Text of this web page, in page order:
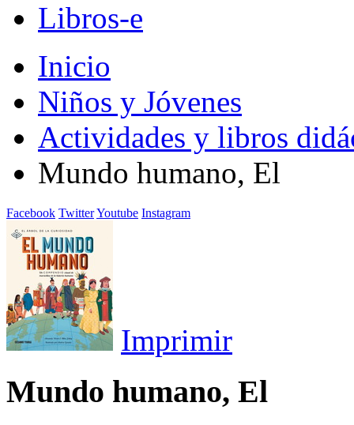
Libros-e
Inicio
Niños y Jóvenes
Actividades y libros
Mundo humano, El
Facebook TwitterYoutube Instagram
Imprimir
Mundo humano, El